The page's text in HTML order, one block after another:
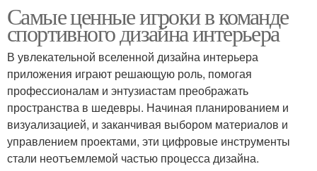
Самые ценные игроки в команде
спортивного дизайна интерьера
В увлекательной вселенной дизайна интерьера
приложения играют решающую роль, помогая
профессионалам и энтузиастам преображать
пространства в шедевры. Начиная планированием и
визуализацией, и заканчивая выбором материалов и
управлением проектами, эти цифровые инструменты
стали неотъемлемой частью процесса дизайна.